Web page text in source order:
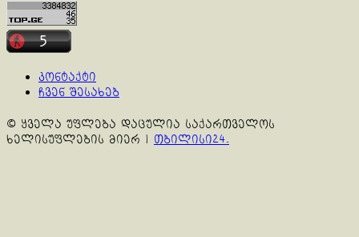
კონტაქტი
ჩვენ შესახებ
© ყველა უფლება დაცულია საქართველოს
ხელისუფლების მიერ | თბილისი24.